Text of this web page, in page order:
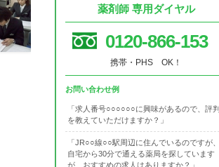
薬剤師 専用ダイヤル
0120-866-153
携帯・PHS OK！
お問い合わせ例
「求人番号○○○○○○に興味があるので、評判
を教えていただけますか？」
「JR○○線○○駅周辺に住んでいるのですが、
自宅から30分で通える薬局を探しています
が、おすすめの求人はありますか？」